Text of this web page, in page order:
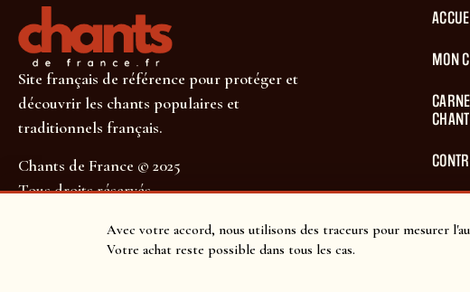
Avec votre accord, nous utilisons des traceurs pour mesurer
Votre achat reste possible dans tous les cas.
Site français de référence pour protéger et
découvrir les chants populaires et
traditionnels français.
Chants de France © 2025
Tous droits réservés
SUIVEZ-NOUS POUR NE RIEN MANQUER !
MON